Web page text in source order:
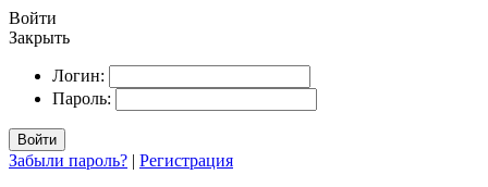
Войти
Закрыть
Логин:
Пароль:
Войти
Забыли пароль? | Регистрация